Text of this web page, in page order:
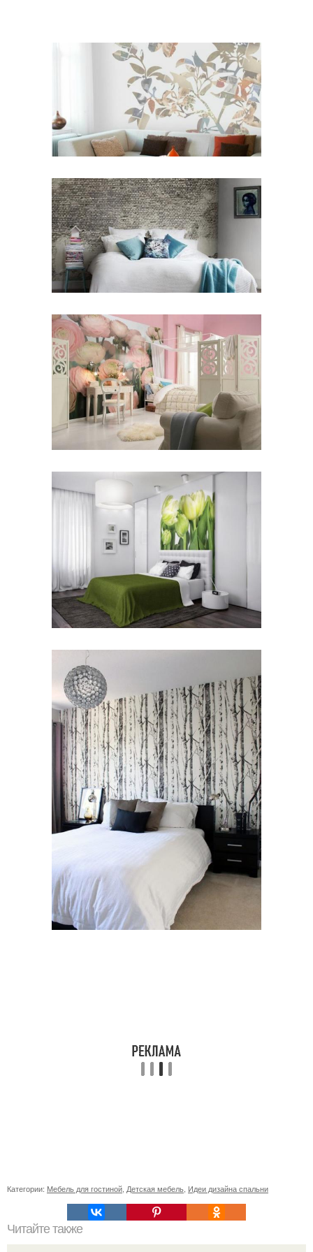
Категории: Мебель для гостиной Детская мебель Идеи дизайна спальни
Читайте также